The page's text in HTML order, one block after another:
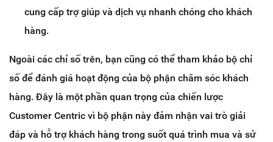
cung cấp trợ giúp và dịch vụ nhanh chóng cho khách
hàng.
Ngoài các chỉ số trên, bạn cũng có thể tham khảo bộ chỉ
số để đánh giá hoạt động của bộ phận chăm sóc khách
hàng. Đây là một phần quan trọng của chiến lược
Customer Centric vì bộ phận này đảm nhận vai trò giải
đáp và hỗ trợ khách hàng trong suốt quá trình mua và sử